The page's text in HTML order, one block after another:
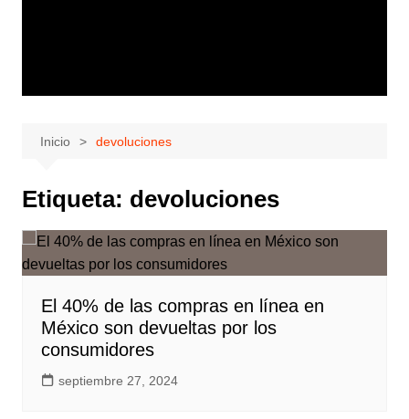
Inicio devoluciones
Etiqueta: devoluciones
El 40% de las compras en línea en
México son devueltas por los
consumidores
septiembre 27, 2024